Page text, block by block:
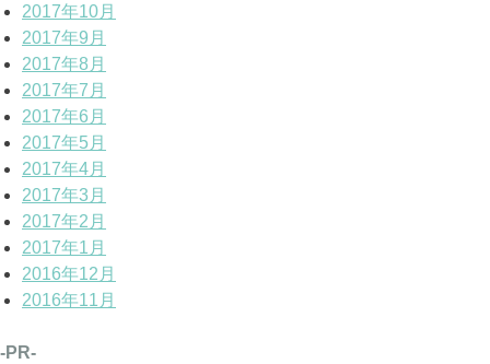
2017年10月
2017年9月
2017年8月
2017年7月
2017年6月
2017年5月
2017年4月
2017年3月
2017年2月
2017年1月
2016年12月
2016年11月
-PR-